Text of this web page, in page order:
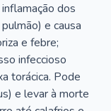
dos
e causa
e febre;
infeccioso
torácica. Pode
e levar à morte